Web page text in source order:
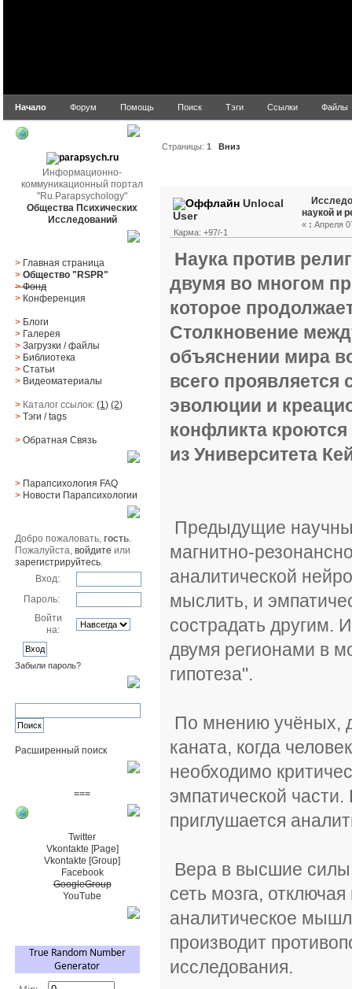
Начало Форум Помощь Поиск Тэги Ссылки Файлы
Информационно-
коммуникационный портал
"Ru.Parapsychology"
Общества Психических
Исследований
> Главная страница
> Общество "RSPR"
> Фонд
> Конференция
> Блоги
> Галерея
> Загрузки/файлы
> Библиотека
> Статьи
> Видеоматериалы
> Каталог ссылок:(1) (2)
> Тэги/ tags
> Обратная Cвязь
> Парапсихология FAQ
> Новости Парапсихологии
Добро пожаловать,гость.
Пожалуйста,войдите или
зарегистрируйтесь.
Вход:
Пароль:
Войти
на:
Забыли пароль?
Расширенный поиск
===
Twitter
Vkontakte [Page]
Vkontakte [Group]
Facebook
GoogleGroup
YouTube
Страницы:1 Вниз
Unlocal
User
Карма: +97/-1
наукой и
« : Апреля
Наука против
двумя во многом
которое
Столкновение
объяснении мира
всего
эволюции и
конфликта
из Университета
Предыдущие
магнитно-
аналитической
мыслить, и
сострадать другим.
двумя регионами в
гипотеза".
По мнению учёных,
каната, когда
необходимо
эмпатической
приглушается
Вера в высшие силы
сеть мозга,
аналитическое
производит
исследования.